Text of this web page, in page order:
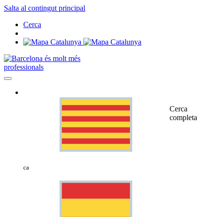
Salta al contingut principal
Cerca
professionals
ca
Cerca
completa